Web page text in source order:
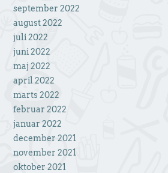
september 2022
august 2022
juli 2022
juni 2022
maj 2022
april 2022
marts 2022
februar 2022
januar 2022
december 2021
november 2021
oktober 2021